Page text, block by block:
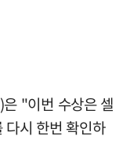
"이번 수상은 셀
다시 한번 확인하